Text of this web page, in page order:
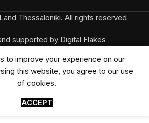
Thessaloniki. All rights reserved
supported by Digital Flakes
to improve your experience on our
this website, you agree to our use
of cookies.
ACCEPT